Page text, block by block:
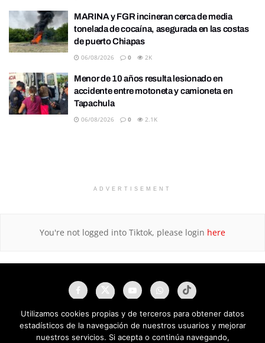
MARINA y FGR incineran cerca de media
tonelada de cocaína, asegurada en las costas
de puerto Chiapas
06/08/2026 0 2K
Menor de 10 años resulta lesionado en
accidente entre motoneta y camioneta en
Tapachula
06/08/2026 0 2.1K
ADVERTISEMENT
You're not logged into Tiktok, please login here
Utilizamos cookies propias y de terceros para obtener datos
estadísticos de la navegación de nuestros usuarios y mejorar
nuestros servicios. Si acepta o continúa navegando,